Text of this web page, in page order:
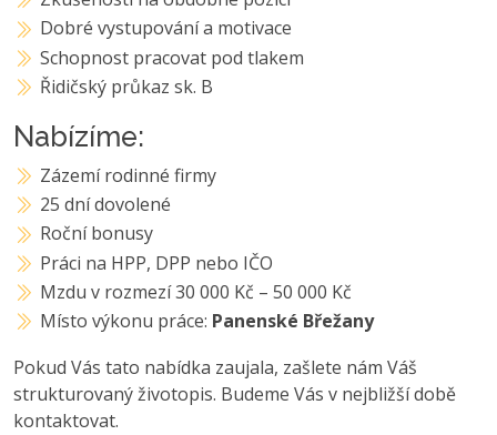
Dobré vystupování a motivace
Schopnost pracovat pod tlakem
Řidičský průkaz sk. B
Nabízíme:
Zázemí rodinné firmy
25 dní dovolené
Roční bonusy
Práci na HPP, DPP nebo IČO
Mzdu v rozmezí 30 000 Kč – 50 000 Kč
Místo výkonu práce: Panenské Břežany
Pokud Vás tato nabídka zaujala, zašlete nám Váš
strukturovaný životopis. Budeme Vás v nejbližší době
kontaktovat.